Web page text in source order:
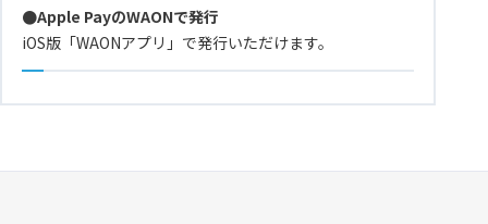
●Apple PayのWAONで発行
iOS版「WAONアプリ」で発行いただけます。